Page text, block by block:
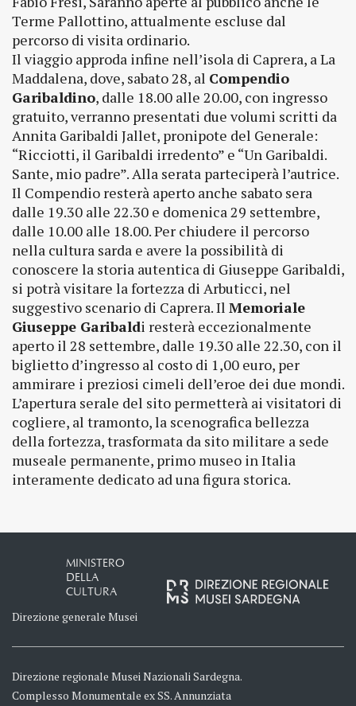
Terme Pallottino, attualmente escluse dal
percorso di visita ordinario.
Il viaggio approda infine nell’isola di Caprera, a La
Maddalena, dove, sabato 28, al Compendio
Garibaldino, dalle 18.00 alle 20.00, con ingresso
gratuito, verranno presentati due volumi scritti da
Annita Garibaldi Jallet, pronipote del Generale:
“Ricciotti, il Garibaldi irredento” e “Un Garibaldi.
Sante, mio padre”. Alla serata parteciperà l’autrice.
Il Compendio resterà aperto anche sabato sera
dalle 19.30 alle 22.30 e domenica 29 settembre,
dalle 10.00 alle 18.00. Per chiudere il percorso
nella cultura sarda e avere la possibilità di
conoscere la storia autentica di Giuseppe Garibaldi,
si potrà visitare la fortezza di Arbuticci, nel
suggestivo scenario di Caprera. Il Memoriale
Giuseppe Garibaldi resterà eccezionalmente
aperto il 28 settembre, dalle 19.30 alle 22.30, con il
biglietto d’ingresso al costo di 1,00 euro, per
ammirare i preziosi cimeli dell’eroe dei due mondi.
L’apertura serale del sito permetterà ai visitatori di
cogliere, al tramonto, la scenografica bellezza
della fortezza, trasformata da sito militare a sede
museale permanente, primo museo in Italia
interamente dedicato ad una figura storica.
MINISTERO
DELLA
CULTURA
Direzione generale Musei
Direzione regionale Musei Nazionali Sardegna.
Complesso Monumentale ex SS. Annunziata